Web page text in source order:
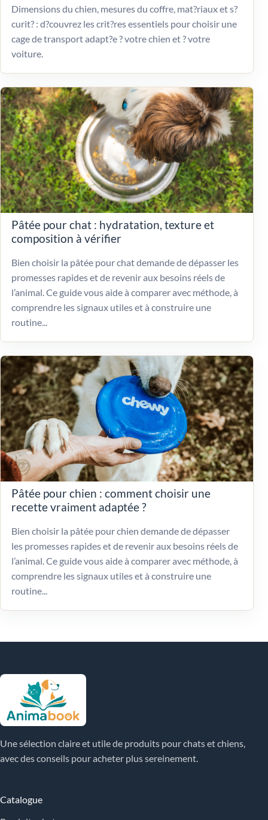
Dimensions du chien, mesures du coffre, mat?riaux et s?
curit? : d?couvrez les crit?res essentiels pour choisir une
cage de transport adapt?e ? votre chien et ? votre
voiture.
Pâtée pour chat : hydratation, texture et
composition à vérifier
Bien choisir la pâtée pour chat demande de dépasser les
promesses rapides et de revenir aux besoins réels de
l’animal. Ce guide vous aide à comparer avec méthode, à
comprendre les signaux utiles et à construire une
routine...
Pâtée pour chien : comment choisir une
recette vraiment adaptée ?
Bien choisir la pâtée pour chien demande de dépasser
les promesses rapides et de revenir aux besoins réels de
l’animal. Ce guide vous aide à comparer avec méthode, à
comprendre les signaux utiles et à construire une
routine...
Une sélection claire et utile de produits pour chats et chiens,
avec des conseils pour acheter plus sereinement.
Catalogue